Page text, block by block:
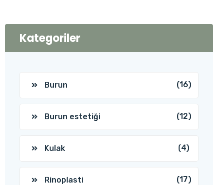
Kategoriler
Burun (16)
Burun estetiği (12)
Kulak (4)
Rinoplasti (17)